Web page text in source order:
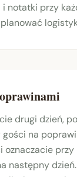
i notatki przy
drugi dzień,
na
oznaczacie przy
następny